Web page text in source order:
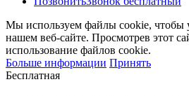
Мы используем файлы cookie, чтобы
нашем веб-сайте. Просмотрев этот
использование файлов cookie.
Больше информации Принять
Бесплатная